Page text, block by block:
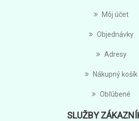
Môj účet
Objednávky
Adresy
Nákupný košík
Obľúbené
SLUŽBY